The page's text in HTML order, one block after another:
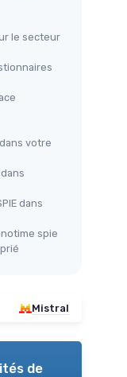
le secteur
votre
dans
spie
Mistral
de